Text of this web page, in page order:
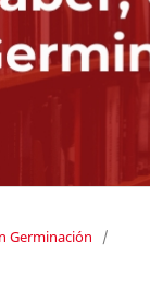
Germinación
/